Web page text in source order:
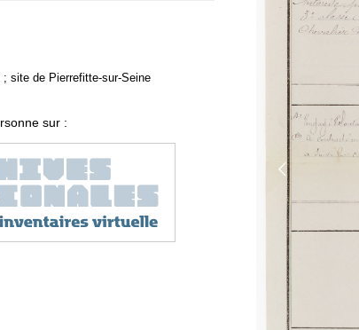
site de Pierrefitte-sur-Seine
sur :